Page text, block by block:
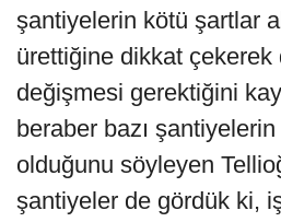
şantiyelerin kötü şartlar
ürettiğine dikkat çekerek
değişmesi gerektiğini
beraber bazı
olduğunu söyleyen
şantiyeler de gördük ki,